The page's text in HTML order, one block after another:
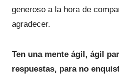
generoso a la hora de
agradecer.
Ten una mente ágil, ágil
respuestas, para no